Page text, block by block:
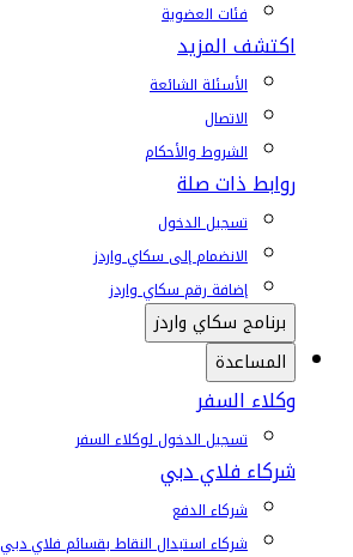
فئات العضوية
اكتشف المزيد
الأسئلة الشائعة
الاتصال
الشروط والأحكام
روابط ذات صلة
تسجيل الدخول
الانضمام إلى سكاي واردز
إضافة رقم سكاي واردز
برنامج سكاي واردز
المساعدة
وكلاء السفر
تسجيل الدخول لوكلاء السفر
شركاء فلاي دبي
شركاء الدفع
شركاء استبدال النقاط بقسائم فلاي دبي